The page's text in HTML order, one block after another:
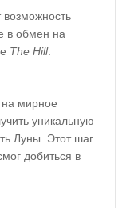
возможность
в обмен на
The Hill.
на мирное
уникальную
Луны. Этот шаг
добиться в